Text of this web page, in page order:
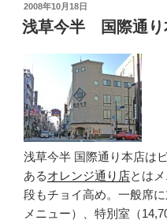
投
稿
日:
2008年10月18日
浅草今半 国際通り
浅草今半 国際通り本店は
あるオレンジ通り店とは
段もチョイ高め。一般席
メニュー）、特別室（